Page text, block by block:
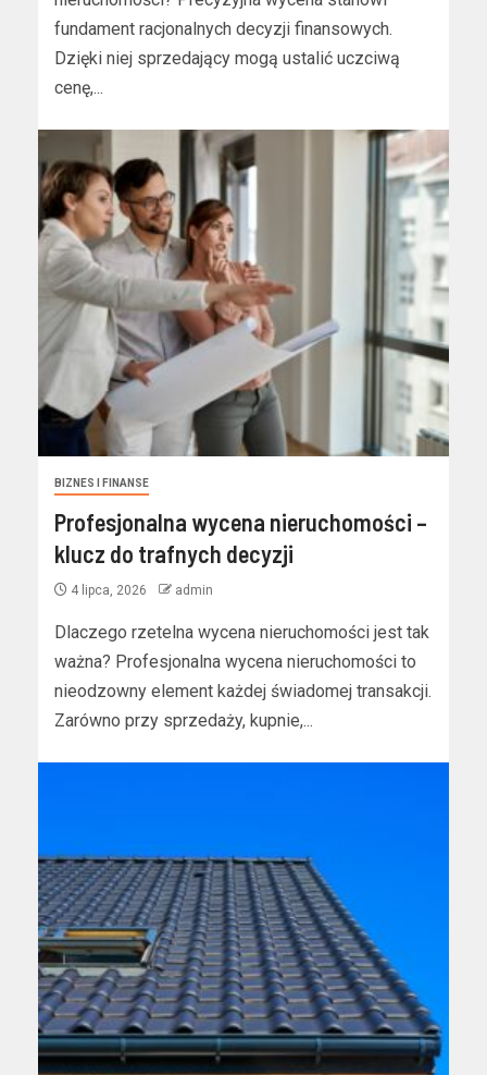
fundament racjonalnych decyzji finansowych.
Dzięki niej sprzedający mogą ustalić uczciwą
cenę,...
BIZNES I FINANSE
Profesjonalna wycena nieruchomości –
klucz do trafnych decyzji
4 lipca, 2026 admin
Dlaczego rzetelna wycena nieruchomości jest tak
ważna? Profesjonalna wycena nieruchomości to
nieodzowny element każdej świadomej transakcji.
Zarówno przy sprzedaży, kupnie,...